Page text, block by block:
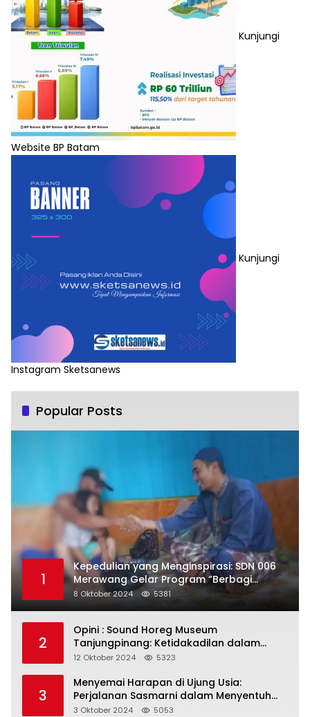
Kunjungi
Website BP Batam
Kunjungi
Instagram Sketsanews
Popular Posts
1
Kepedulian yang Menginspirasi: SDN 006
Merawang Gelar Program “Berbagi
Segenggam Beras”
8 Oktober 2024 5381
2
Opini : Sound Horeg Museum
Tanjungpinang: Ketidakadilan dalam
Representasi
12 Oktober 2024 5323
3
Menyemai Harapan di Ujung Usia:
Perjalanan Sasmarni dalam Menyentuh
Hati dan Jiwa
3 Oktober 2024 5053